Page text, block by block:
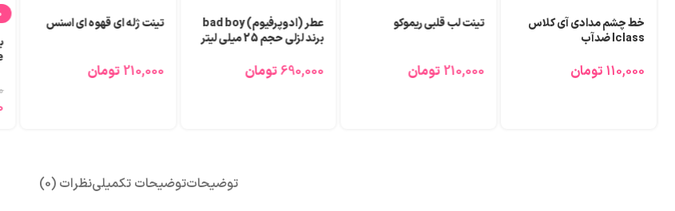
خط چشم مدادی آی کلاس
Iclass ضدآب
110,000 تومان
تینت لب قلبی ریموکو
210,000 تومان
عطر (ادوپرفیوم) bad boy
برند لزلی حجم 25 میلی لیتر
690,000 تومان
تینت ژله ای قهوه ای اسنس
210,000 تومان
توضیحاتتوضیحات تکمیلینظرات (0)